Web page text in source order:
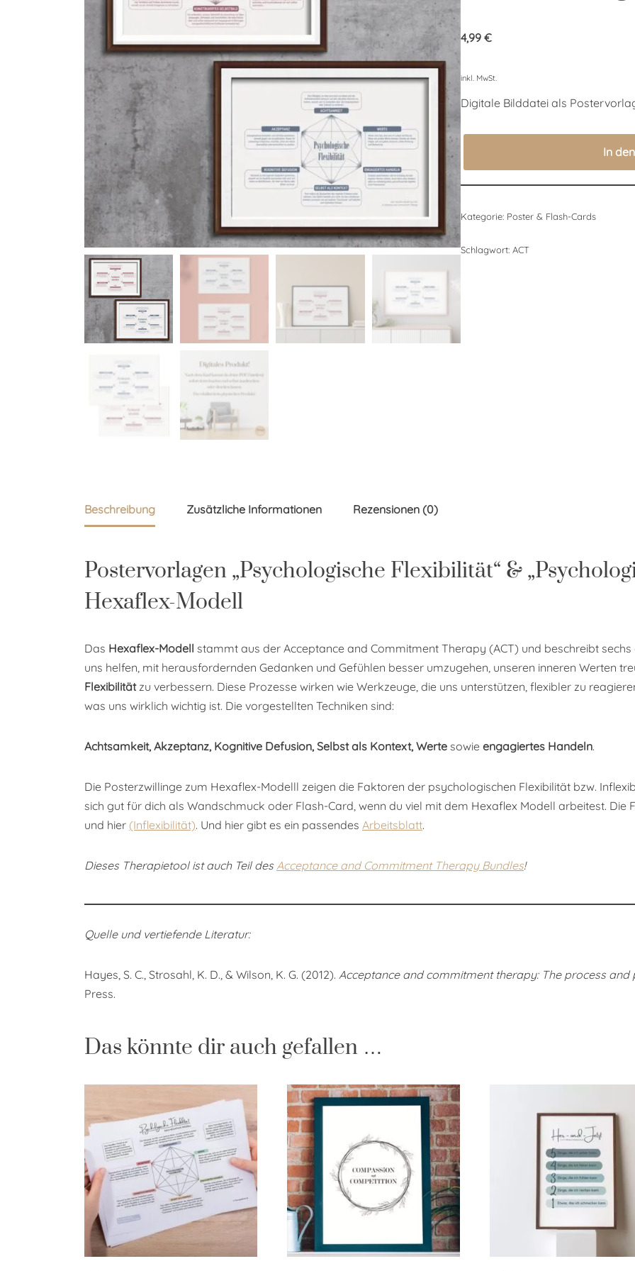
4,99 €
inkl. MwSt.
Digitale Bilddatei als
In
Kategorie: Poster & Flash-Cards
Schlagwort: ACT
Beschreibung Zusätzliche Informationen Rezensionen (0)
Postervorlagen „Psychologische Flexibilität“ &
Hexaflex-Modell
Das Hexaflex-Modell stammt aus der Acceptance and Commitment Therapy (ACT) und beschreibt
uns helfen, mit herausfordernden Gedanken und Gefühlen besser umzugehen, unseren inneren Werten
Flexibilitätzu verbessern. Diese Prozesse wirken wie Werkzeuge, die uns unterstützen, flexibler zu
was uns wirklich wichtig ist. Die vorgestellten Techniken sind:
Achtsamkeit, Akzeptanz, Kognitive Defusion, Selbst als Kontext, Werte sowie engagiertes Handeln.
Die Posterzwillinge zum Hexaflex-Modelll zeigen die Faktoren der psychologischen Flexibilität bzw.
sich gut für dich als Wandschmuck oder Flash-Card, wenn du viel mit dem Hexaflex Modell arbeitest. Die
und hier (Inflexibilität). Und hier gibt es ein passendes Arbeitsblatt.
Dieses Therapietool ist auch Teil des Acceptance and Commitment Therapy Bundles!
Quelle und vertiefende Literatur:
Hayes, S. C., Strosahl, K. D., & Wilson, K. G. (2012). Acceptance and commitment therapy: The process
Press.
Das könnte dir auch gefallen …